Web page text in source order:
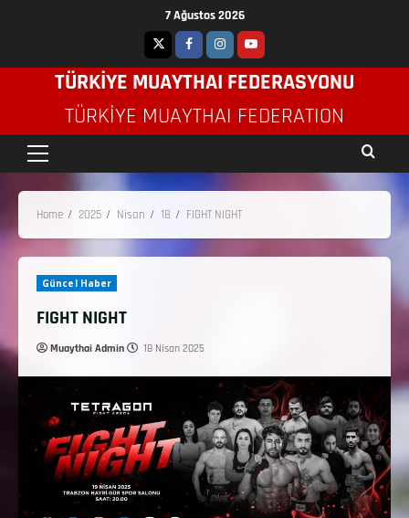
7 Ağustos 2026
TÜRKİYE MUAYTHAI FEDERASYONU
TÜRKIYE MUAYTHAI FEDERATION
Home 2025 Nisan 18 FIGHT NIGHT
Güncel Haber
FIGHT NIGHT
Muaythai Admin 18 Nisan 2025